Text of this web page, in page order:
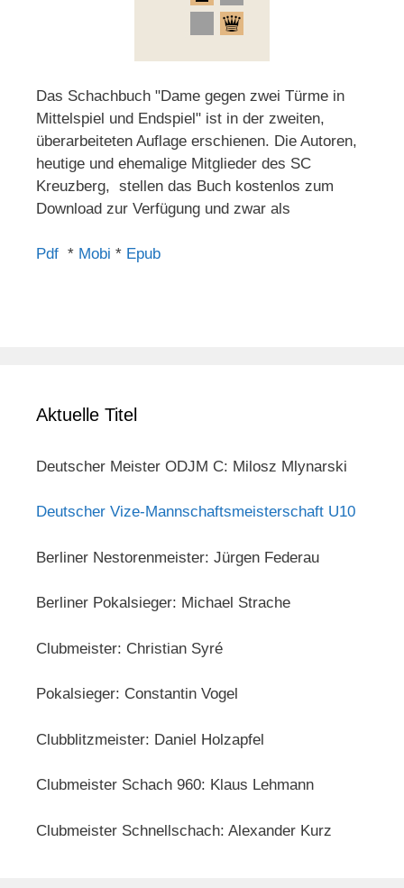
Das Schachbuch "Dame gegen zwei Türme in
Mittelspiel und Endspiel" ist in der zweiten,
überarbeiteten Auflage erschienen. Die Autoren,
heutige und ehemalige Mitglieder des SC
Kreuzberg, stellen das Buch kostenlos zum
Download zur Verfügung und zwar als
Pdf * Mobi * Epub
Aktuelle Titel
Deutscher Meister ODJM C: Milosz Mlynarski
Deutscher Vize-Mannschaftsmeisterschaft U10
Berliner Nestorenmeister: Jürgen Federau
Berliner Pokalsieger: Michael Strache
Clubmeister: Christian Syré
Pokalsieger: Constantin Vogel
Clubblitzmeister: Daniel Holzapfel
Clubmeister Schach 960: Klaus Lehmann
Clubmeister Schnellschach: Alexander Kurz